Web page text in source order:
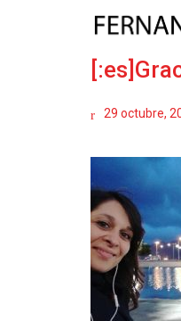
29 octubre,